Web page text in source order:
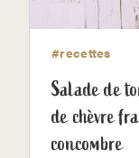
#recettes
Salade de
de chèvre
concombre